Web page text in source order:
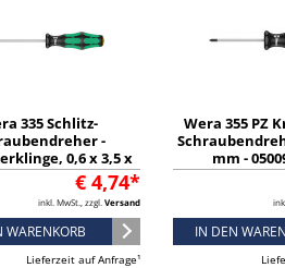
335 Schlitz-
-
0,6 x 3,5 x
- 05008015001
€ 4,74*
inkl. MwSt., zzgl. Versand
WARENKORB
Lieferzeit auf Anfrage¹
Wera 355 PZ
mm -
IN DEN